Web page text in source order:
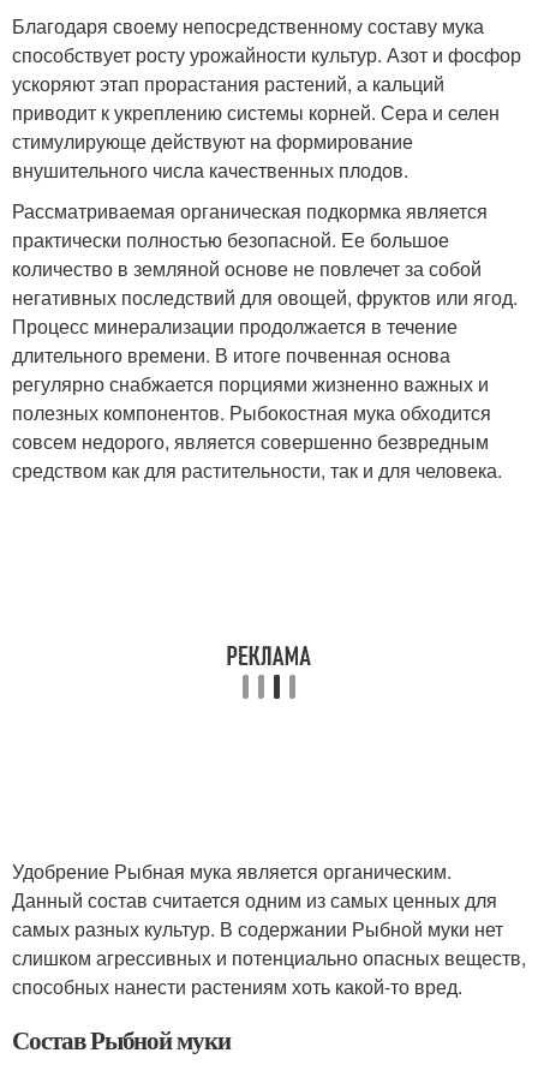
Благодаря своему непосредственному составу мука
способствует росту урожайности культур. Азот и фосфор
ускоряют этап прорастания растений, а кальций
приводит к укреплению системы корней. Сера и селен
стимулирующе действуют на формирование
внушительного числа качественных плодов.
Рассматриваемая органическая подкормка является
практически полностью безопасной. Ее большое
количество в земляной основе не повлечет за собой
негативных последствий для овощей, фруктов или ягод.
Процесс минерализации продолжается в течение
длительного времени. В итоге почвенная основа
регулярно снабжается порциями жизненно важных и
полезных компонентов. Рыбокостная мука обходится
совсем недорого, является совершенно безвредным
средством как для растительности, так и для человека.
Удобрение Рыбная мука является органическим.
Данный состав считается одним из самых ценных для
самых разных культур. В содержании Рыбной муки нет
слишком агрессивных и потенциально опасных веществ,
способных нанести растениям хоть какой-то вред.
Состав Рыбной муки